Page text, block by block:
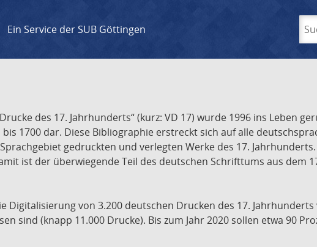
Ein Service der SUB Göttingen
des 17. Jahrhunderts“ (kurz: VD 17) wurde 1996 ins Leben
1700 dar. Diese Bibliographie erstreckt sich auf alle
gedruckten und verlegten Werke des 17.
ist der überwiegende Teil des deutschen Schrifttums aus dem
Digitalisierung von 3.200 deutschen Drucken des 17.
sind (knapp 11.000 Drucke). Bis zum Jahr 2020 sollen etwa 90